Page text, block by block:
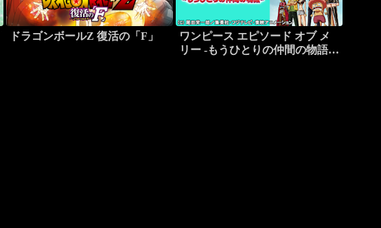
ドラゴンボールZ 復活の「F」
ワンピース エピソード オブ メ
リー -もうひとりの仲間の物語-